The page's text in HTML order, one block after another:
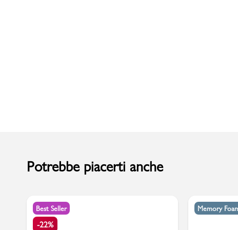
Potrebbe piacerti anche
Best Seller
-22%
Memory